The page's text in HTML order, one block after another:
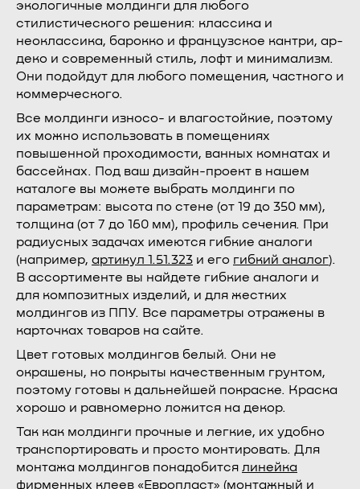
экологичные молдинги для любого
стилистического решения: классика и
неоклассика, барокко и французское кантри, ар-
деко и современный стиль, лофт и минимализм.
Они подойдут для любого помещения, частного и
коммерческого.
Все молдинги износо- и влагостойкие, поэтому
их можно использовать в помещениях
повышенной проходимости, ванных комнатах и
бассейнах. Под ваш дизайн-проект в нашем
каталоге вы можете выбрать молдинги по
параметрам: высота по стене (от 19 до 350 мм),
толщина (от 7 до 160 мм), профиль сечения. При
радиусных задачах имеются гибкие аналоги
(например, артикул 1.51.323 и его гибкий аналог).
В ассортименте вы найдете гибкие аналоги и
для композитных изделий, и для жестких
молдингов из ППУ. Все параметры отражены в
карточках товаров на сайте.
Цвет готовых молдингов белый. Они не
окрашены, но покрыты качественным грунтом,
поэтому готовы к дальнейшей покраске. Краска
хорошо и равномерно ложится на декор.
Так как молдинги прочные и легкие, их удобно
транспортировать и просто монтировать. Для
монтажа молдингов понадобится линейка
фирменных клеев «Европласт» (монтажный и